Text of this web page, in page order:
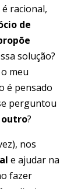
racional,
de
solução?
meu
é pensado
perguntou
outro?
nos
e ajudar na
fazer